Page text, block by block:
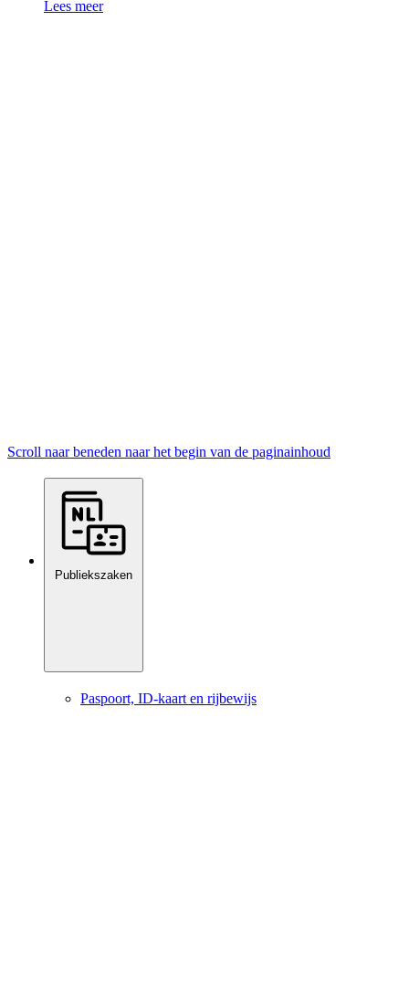
Lees meer
Scroll naar beneden naar het begin van de paginainhoud
Publiekszaken
Paspoort, ID-kaart en rijbewijs